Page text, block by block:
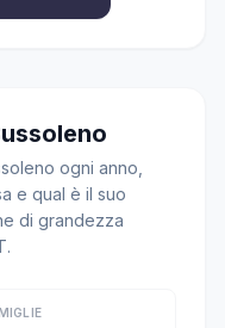
ogni anno,
e qual è il suo
di grandezza